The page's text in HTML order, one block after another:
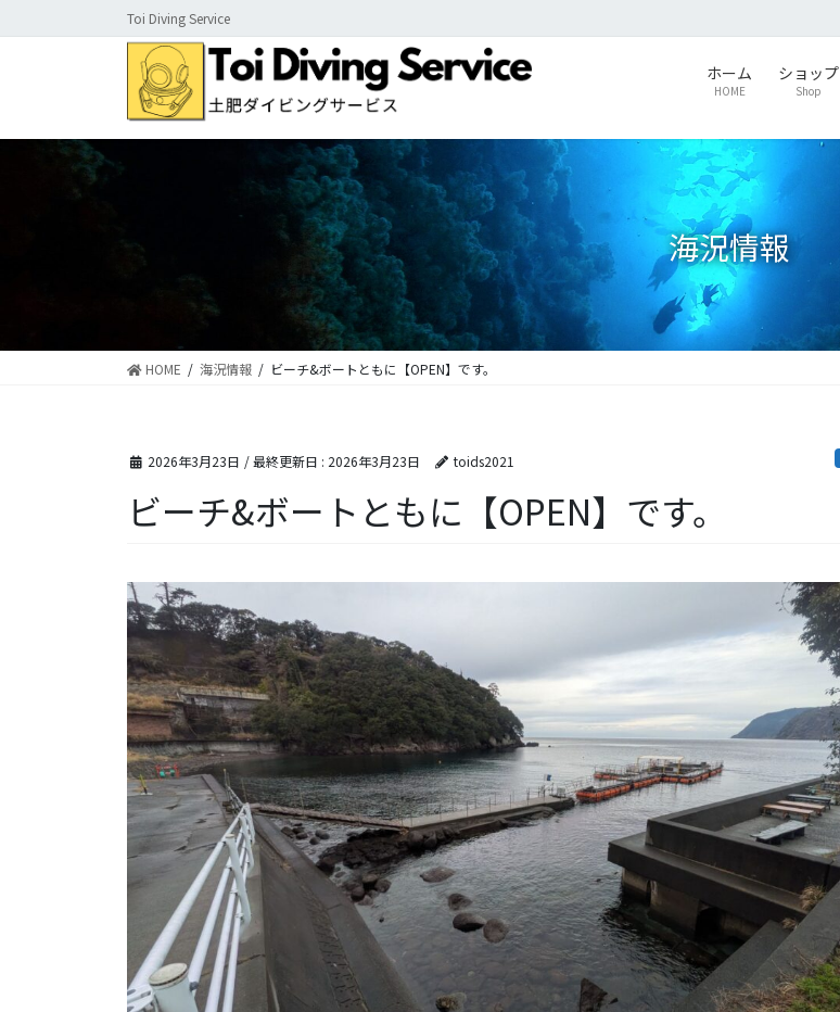
ン
に
ビ
ョ
Toi Diving Service
ホーム
HOME
ショップ
Shop
海況情報
HOME 海況情報 ビーチ&ボートともに【OPEN】です。
2026年3月23日 / 最終更新日 : 2026年3月23日 toids2021
ビーチ&ボートともに【OPEN】です。